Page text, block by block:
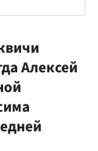
Алексей